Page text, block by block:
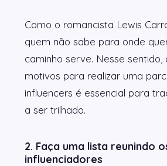
Como o romancista Lewis
quem não sabe para onde
caminho serve. Nesse sentido,
motivos para realizar uma
influencers é essencial para
a ser trilhado.
2. Faça uma lista reunindo
influenciadores